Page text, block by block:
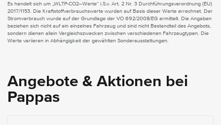
Es handelt sich um „WLTP-CO2–Werte“ i.S.v. Art. 2 Nr. 3 Durchführungsverordnung (EU)
2017/1153. Die Kraftstoffverbrauchswerte wurden auf Basis dieser Werte errechnet. Der
Stromverbrauch wurde auf der Grundlage der VO 692/2008/EG ermittelt. Die Angaben
beziehen sich nicht auf ein einzelnes Fahrzeug und sind nicht Bestandteil des Angebots,
sondern dienen allein Vergleichszwecken zwischen verschiedenen Fahrzeugtypen. Die
Werte variieren in Abhängigkeit der gewählten Sonderausstattungen.
Angebote & Aktionen bei
Pappas